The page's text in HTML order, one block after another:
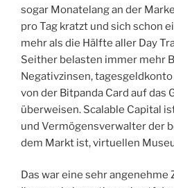
sogar Monatelang an der
pro Tag kratzt und sich schon
mehr als die Hälfte aller Day
Seither belasten immer mehr
Negativzinsen,
von der Bitpanda Card auf das
überweisen. Scalable Capital
und Vermögensverwalter der
dem Markt ist, virtuellen
Das war eine sehr